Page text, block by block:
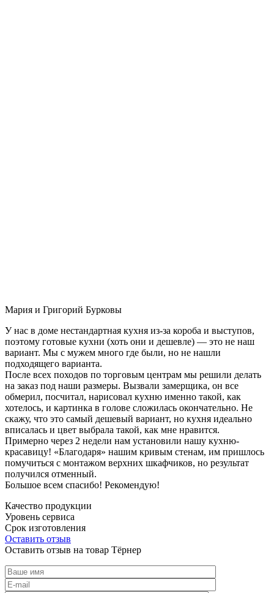
Мария и Григорий Бурковы
У нас в доме нестандартная кухня из-за короба и выступов,
поэтому готовые кухни (хоть они и дешевле) — это не наш
вариант. Мы с мужем много где были, но не нашли
подходящего варианта.
После всех походов по торговым центрам мы решили делать
на заказ под наши размеры. Вызвали замерщика, он все
обмерил, посчитал, нарисовал кухню именно такой, как
хотелось, и картинка в голове сложилась окончательно. Не
скажу, что это самый дешевый вариант, но кухня идеально
вписалась и цвет выбрала такой, как мне нравится.
Примерно через 2 недели нам установили нашу кухню-
красавицу! «Благодаря» нашим кривым стенам, им пришлось
помучиться с монтажом верхних шкафчиков, но результат
получился отменный.
Большое всем спасибо! Рекомендую!
Качество продукции
Уровень сервиса
Срок изготовления
Оставить отзыв
Оставить отзыв на товар Тёрнер